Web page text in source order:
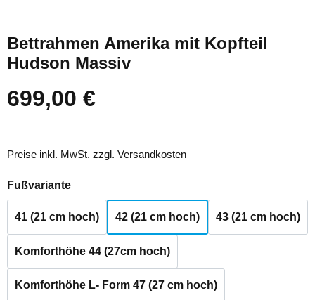
Bettrahmen Amerika mit Kopfteil
Hudson Massiv
Regulärer Preis:
699,00 €
Preise inkl. MwSt. zzgl. Versandkosten
Fußvarianteauswählen
41 (21 cm hoch) 42 (21 cm hoch) 43 (21 cm hoch)
Komforthöhe 44 (27cm hoch)
Komforthöhe L- Form 47 (27 cm hoch)